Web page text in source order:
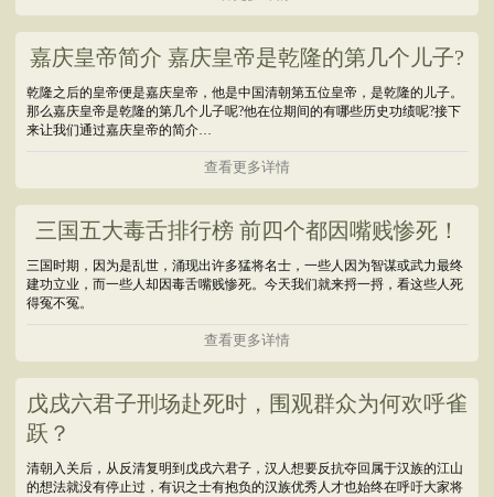
嘉庆皇帝简介 嘉庆皇帝是乾隆的第几个儿子?
乾隆之后的皇帝便是嘉庆皇帝，他是中国清朝第五位皇帝，是乾隆的儿子。
那么嘉庆皇帝是乾隆的第几个儿子呢?他在位期间的有哪些历史功绩呢?接下
来让我们通过嘉庆皇帝的简介…
查看更多详情
三国五大毒舌排行榜 前四个都因嘴贱惨死！
三国时期，因为是乱世，涌现出许多猛将名士，一些人因为智谋或武力最终
建功立业，而一些人却因毒舌嘴贱惨死。今天我们就来捋一捋，看这些人死
得冤不冤。
查看更多详情
戊戌六君子刑场赴死时，围观群众为何欢呼雀
跃？
清朝入关后，从反清复明到戊戌六君子，汉人想要反抗夺回属于汉族的江山
的想法就没有停止过，有识之士有抱负的汉族优秀人才也始终在呼吁大家将